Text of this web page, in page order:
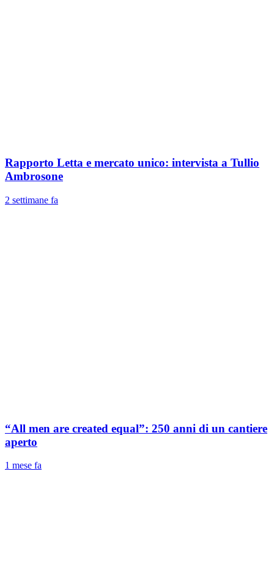
Rapporto Letta e mercato unico: intervista a Tullio
Ambrosone
2 settimane fa
“All men are created equal”: 250 anni di un cantiere
aperto
1 mese fa